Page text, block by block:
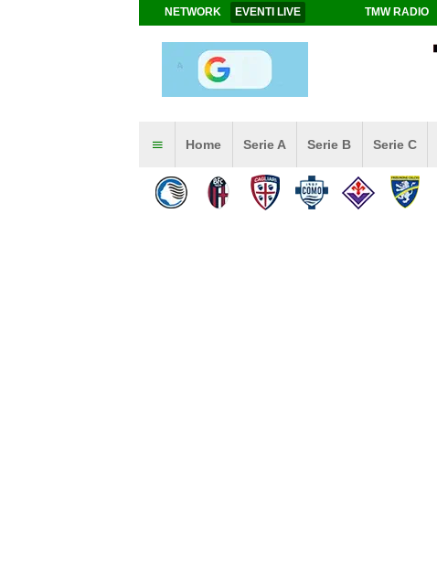
NETWORK EVENTI LIVE TMW RADIO
Home Serie A Serie B Serie C